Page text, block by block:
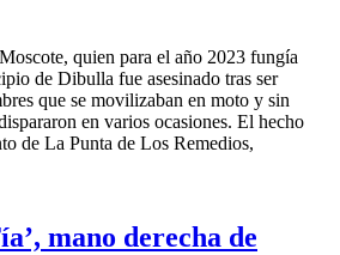
quien para el año 2023 fungía
de Dibulla fue asesinado tras ser
que se movilizaban en moto y sin
en varios ocasiones. El hecho
de La Punta de Los Remedios,
mano derecha de